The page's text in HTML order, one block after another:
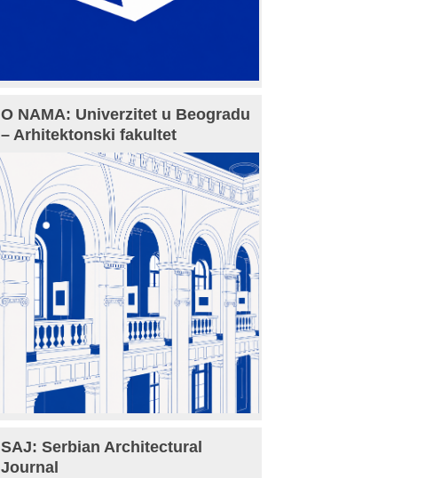
O NAMA: Univerzitet u Beogradu
– Arhitektonski fakultet
SAJ: Serbian Architectural
Journal